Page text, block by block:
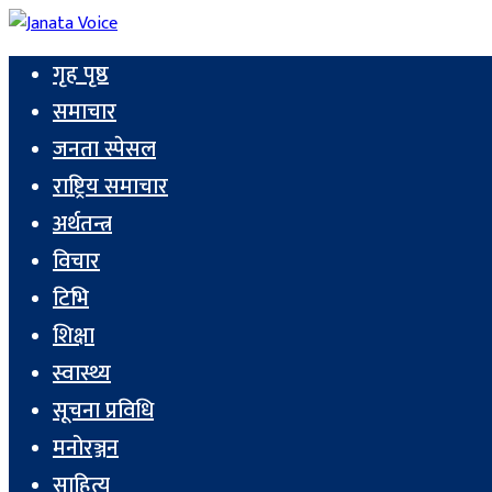
गृह पृष्ठ
समाचार
जनता स्पेसल
राष्ट्रिय समाचार
अर्थतन्त्र
विचार
टिभि
शिक्षा
स्वास्थ्य
सूचना प्रविधि
मनोरञ्जन